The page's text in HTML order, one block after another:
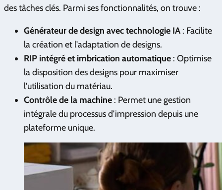
des tâches clés. Parmi ses fonctionnalités, on trouve :
Générateur de design avec technologie IA : Facilite
la création et l'adaptation de designs.
RIP intégré et imbrication automatique : Optimise
la disposition des designs pour maximiser
l'utilisation du matériau.
Contrôle de la machine : Permet une gestion
intégrale du processus d'impression depuis une
plateforme unique.